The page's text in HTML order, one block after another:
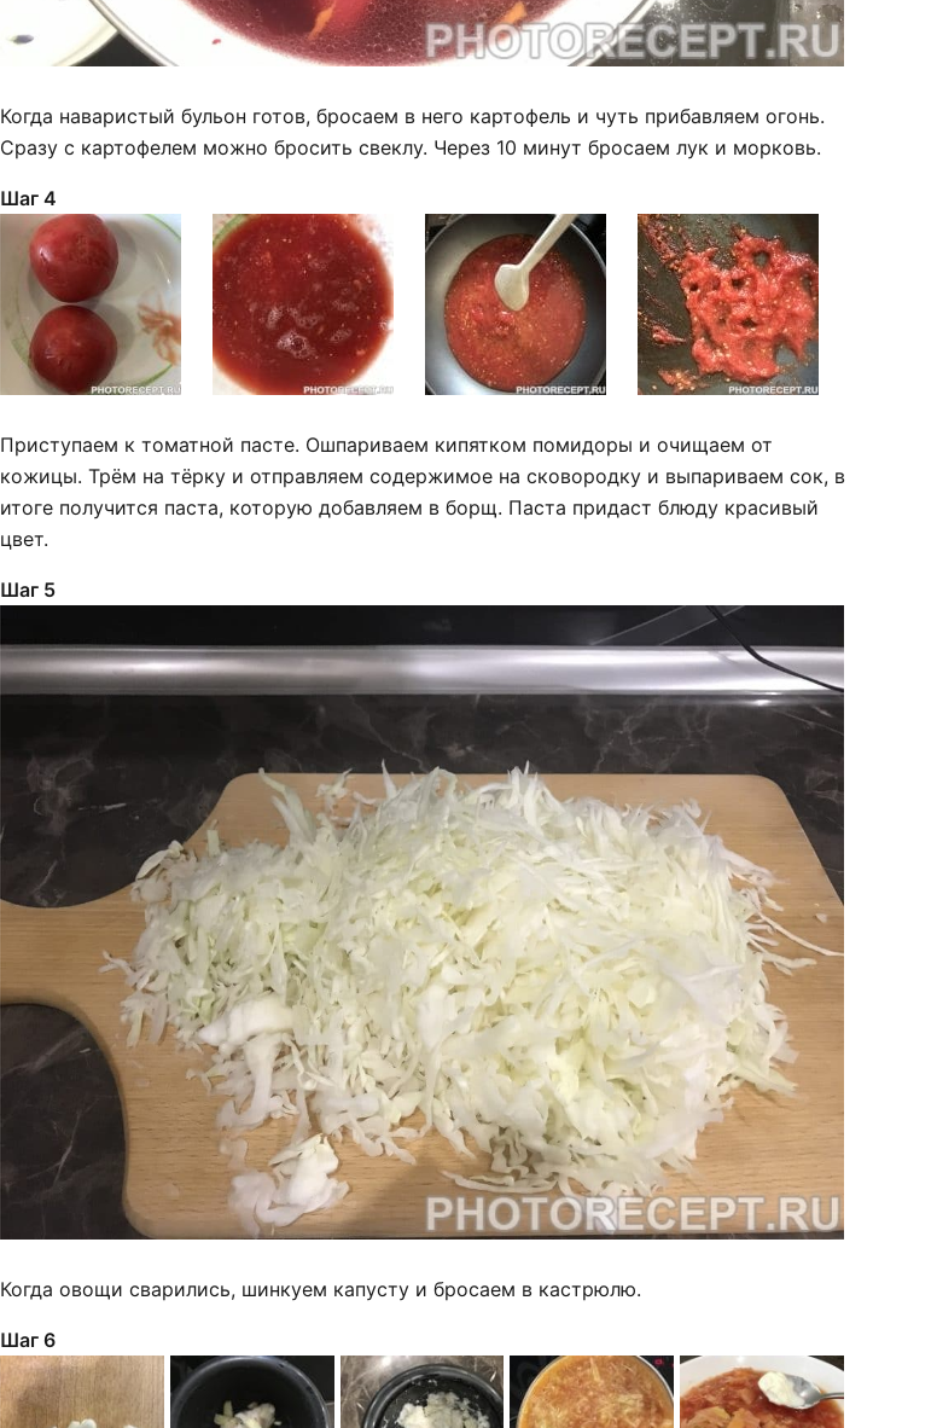
Когда наваристый бульон готов, бросаем в него картофель и чуть прибавляем огонь.
Сразу с картофелем можно бросить свеклу. Через 10 минут бросаем лук и морковь.
Шаг 4
Приступаем к томатной пасте. Ошпариваем кипятком помидоры и очищаем от
кожицы. Трём на тёрку и отправляем содержимое на сковородку и выпариваем сок, в
итоге получится паста, которую добавляем в борщ. Паста придаст блюду красивый
цвет.
Шаг 5
Когда овощи сварились, шинкуем капусту и бросаем в кастрюлю.
Шаг 6